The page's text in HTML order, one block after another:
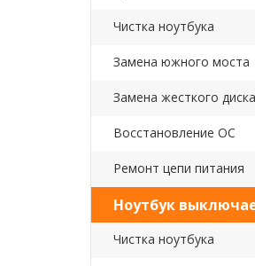
Чистка ноутбука
Замена южного моста
Замена жесткого диска
Восстановление ОС
Ремонт цепи питания
Ноутбук
Чистка ноутбука